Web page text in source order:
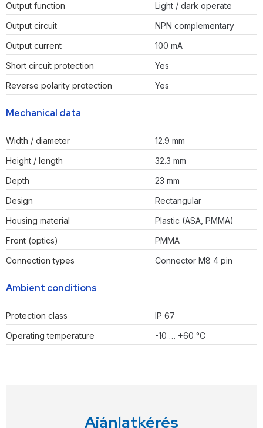
Output function
Light / dark operate
Output circuit
NPN complementary
Output current
100 mA
Short circuit protection
Yes
Reverse polarity protection
Yes
Mechanical data
Width / diameter
12.9 mm
Height / length
32.3 mm
Depth
23 mm
Design
Rectangular
Housing material
Plastic (ASA, PMMA)
Front (optics)
PMMA
Connection types
Connector M8 4 pin
Ambient conditions
Protection class
IP 67
Operating temperature
-10 … +60 °C
Ajánlatkérés